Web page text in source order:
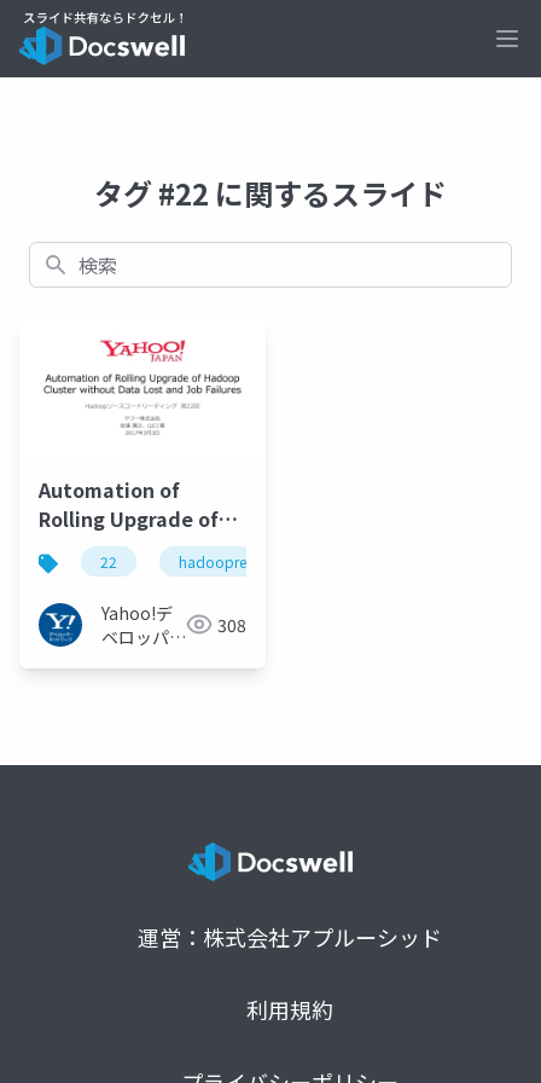
タグ #22 に関するスライド
検索
Automation of
Rolling Upgrade of
Hadoop Cluster
without Data Lost
and Job Failures -
Hadoop Source Code
Reading #22
22 hadoopreading
Yahoo!デ
ベロッパー
308
運営：株式会社アプルーシッド
利用規約